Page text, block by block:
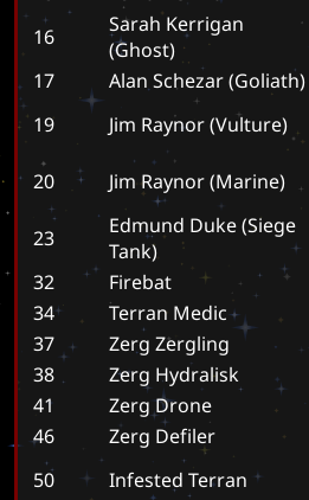
16
Sarah Kerrigan
(Ghost)
17
Alan Schezar (Goliath)
19
Jim Raynor (Vulture)
20
Jim Raynor (Marine)
23
Edmund Duke (Siege
Tank)
32
Firebat
34
Terran Medic
37
Zerg Zergling
38
Zerg Hydralisk
41
Zerg Drone
46
Zerg Defiler
50
Infested Terran